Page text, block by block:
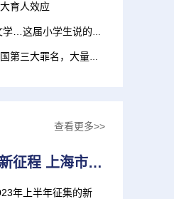
育人效应
电摇、烂梗、爆炸文学…这届小学生说的话我听不懂
“帮信罪”正式成为我国第三大罪名，大量学生涉案
查看更多>>
青春热血踏上新征程 上海市2023年上半年征集新兵奔赴军营
年上半年征集的新